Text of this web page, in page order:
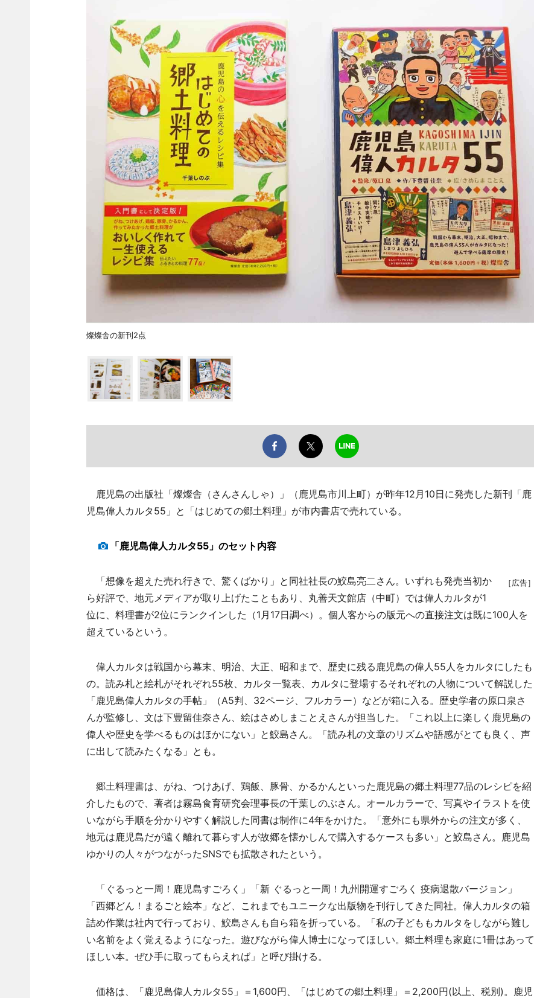
燦燦舎の新刊2点
鹿児島の出版社「燦燦舎（さんさんしゃ）」（鹿児島市川上町）が昨年12月10日に発売した新刊「鹿
児島偉人カルタ55」と「はじめての郷土料理」が市内書店で売れている。
「鹿児島偉人カルタ55」のセット内容
［広告］
「想像を超えた売れ行きで、驚くばかり」と同社社長の鮫島亮二さん。いずれも発売当初か
ら好評で、地元メディアが取り上げたこともあり、丸善天文館店（中町）では偉人カルタが1
位に、料理書が2位にランクインした（1月17日調べ）。個人客からの版元への直接注文は既に100人を
超えているという。
偉人カルタは戦国から幕末、明治、大正、昭和まで、歴史に残る鹿児島の偉人55人をカルタにしたも
の。読み札と絵札がそれぞれ55枚、カルタ一覧表、カルタに登場するそれぞれの人物について解説した
「鹿児島偉人カルタの手帖」（A5判、32ページ、フルカラー）などが箱に入る。歴史学者の原口泉さ
んが監修し、文は下豊留佳奈さん、絵はさめしまことえさんが担当した。「これ以上に楽しく鹿児島の
偉人や歴史を学べるものはほかにない」と鮫島さん。「読み札の文章のリズムや語感がとても良く、声
に出して読みたくなる」とも。
郷土料理書は、がね、つけあげ、鶏飯、豚骨、かるかんといった鹿児島の郷土料理77品のレシピを紹
介したもので、著者は霧島食育研究会理事長の千葉しのぶさん。オールカラーで、写真やイラストを使
いながら手順を分かりやすく解説した同書は制作に4年をかけた。「意外にも県外からの注文が多く、
地元は鹿児島だが遠く離れて暮らす人が故郷を懐かしんで購入するケースも多い」と鮫島さん。鹿児島
ゆかりの人々がつながったSNSでも拡散されたという。
「ぐるっと一周！鹿児島すごろく」「新 ぐるっと一周！九州開運すごろく 疫病退散バージョン」
「西郷どん！まるごと絵本」など、これまでもユニークな出版物を刊行してきた同社。偉人カルタの箱
詰め作業は社内で行っており、鮫島さんも自ら箱を折っている。「私の子どももカルタをしながら難し
い名前をよく覚えるようになった。遊びながら偉人博士になってほしい。郷土料理も家庭に1冊はあって
ほしい本。ぜひ手に取ってもらえれば」と呼び掛ける。
価格は、「鹿児島偉人カルタ55」＝1,600円、「はじめての郷土料理」＝2,200円(以上、税別)。鹿児